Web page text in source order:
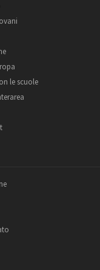
le scuole